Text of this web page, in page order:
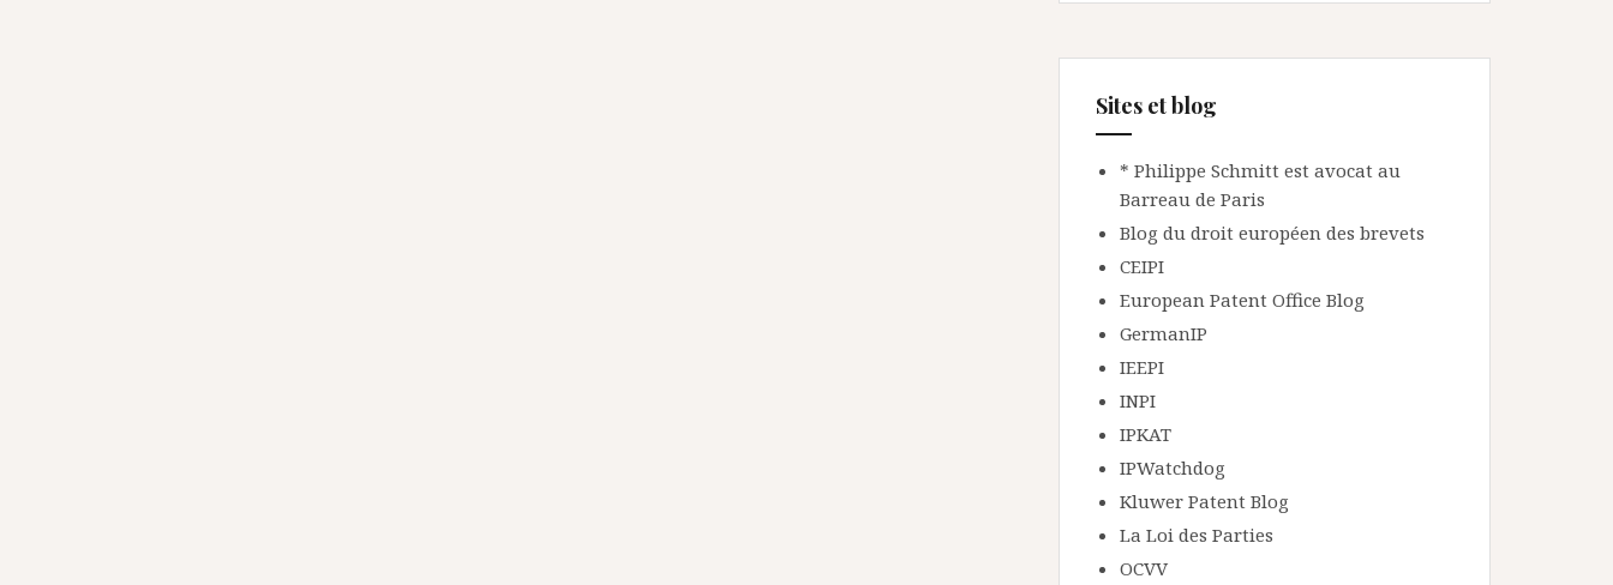
Sites et blog
* Philippe Schmitt est avocat au
Barreau de Paris
Blog du droit européen des brevets
CEIPI
European Patent Office Blog
GermanIP
IEEPI
INPI
IPKAT
IPWatchdog
Kluwer Patent Blog
La Loi des Parties
OCVV